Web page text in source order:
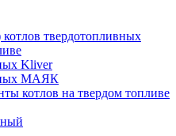
твердотопливных
Kliver
МАЯК
котлов на твердом топливе